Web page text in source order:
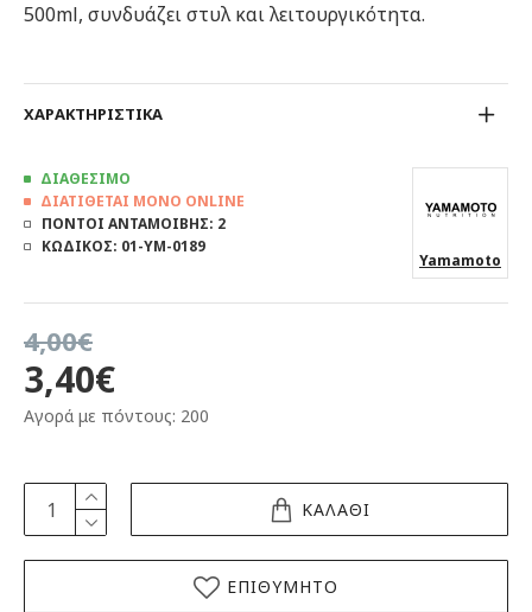
500ml, συνδυάζει στυλ και λειτουργικότητα.
ΧΑΡΑΚΤΗΡΙΣΤΙΚΑ
3,40€
4,00€
Αγορά με πόντους: 200
ΔΙΑΘΕΣΙΜΟ
ΔΙΑΤΙΘΕΤΑΙ ΜΟΝΟ ONLINE
ΠΟΝΤΟΙ ΑΝΤΑΜΟΙΒΗΣ: 2
ΚΩΔΙΚΟΣ: 01-YM-0189
Yamamoto
ΚΑΛΑΘΙ
ΕΠΙΘΥΜΗΤΟ